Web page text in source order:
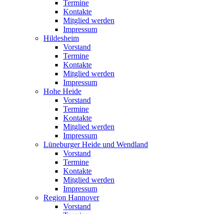
Termine
Kontakte
Mitglied werden
Impressum
Hildesheim
Vorstand
Termine
Kontakte
Mitglied werden
Impressum
Hohe Heide
Vorstand
Termine
Kontakte
Mitglied werden
Impressum
Lüneburger Heide und Wendland
Vorstand
Termine
Kontakte
Mitglied werden
Impressum
Region Hannover
Vorstand